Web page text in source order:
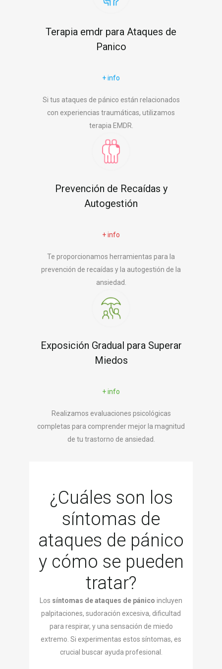
Terapia emdr para Ataques de
Panico
+ info
Si tus ataques de pánico están relacionados
con experiencias traumáticas, utilizamos
terapia EMDR.
Prevención de Recaídas y
Autogestión
+ info
Te proporcionamos herramientas para la
prevención de recaídas y la autogestión de la
ansiedad.
Exposición Gradual para Superar
Miedos
+ info
Realizamos evaluaciones psicológicas
completas para comprender mejor la magnitud
de tu trastorno de ansiedad.
¿Cuáles son los
síntomas de
ataques de pánico
y cómo se pueden
tratar?
Los síntomas de ataques de pánico incluyen
palpitaciones, sudoración excesiva, dificultad
para respirar, y una sensación de miedo
extremo. Si experimentas estos síntomas, es
crucial buscar ayuda profesional.